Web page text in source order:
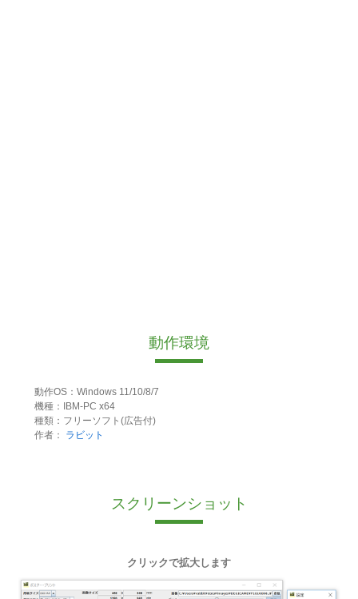
動作環境
動作OS：Windows 11/10/8/7
機種：IBM-PC x64
種類：フリーソフト(広告付)
作者：
ラビット
スクリーンショット
クリックで拡大します